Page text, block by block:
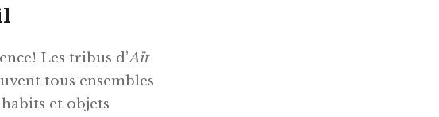
Les tribus d’Aït
tous ensembles
et objets